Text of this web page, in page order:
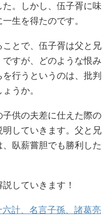
。しかし、伍子胥に味
生を得たのです。
とで、伍子胥は父と兄
すが、どのような恨み
行うというのは、批判
うか。
供の夫差に仕えた際の
していきます。父と兄
臥薪嘗胆でも勝利した
していきます！
計、名言子孫、諸葛亮